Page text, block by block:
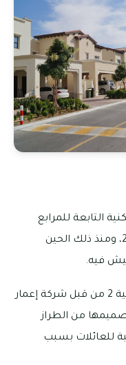
التابعة للمرابع
العربية 2 ولقد تأسست في العام 2012، ومنذ ذلك الحين
فيه.
تم تطوير مجمع رشا، المرابع العربية 2 من قبل شركة إعمار
من 140 فيلا تم تصميمها من الطراز
للعائلات بسبب